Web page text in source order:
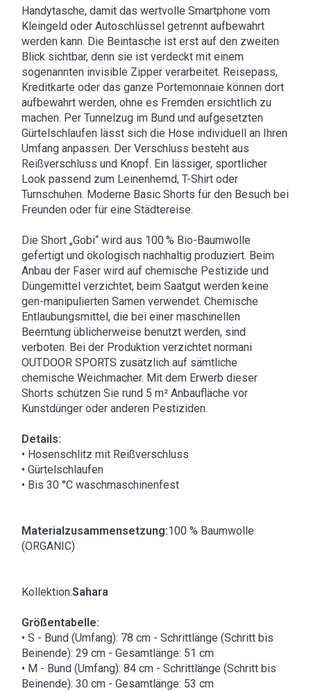
Handytasche, damit das wertvolle Smartphone vom
Kleingeld oder Autoschlüssel getrennt aufbewahrt
werden kann. Die Beintasche ist erst auf den zweiten
Blick sichtbar, denn sie ist verdeckt mit einem
sogenannten invisible Zipper verarbeitet. Reisepass,
Kreditkarte oder das ganze Portemonnaie können dort
aufbewahrt werden, ohne es Fremden ersichtlich zu
machen. Per Tunnelzug im Bund und aufgesetzten
Gürtelschlaufen lässt sich die Hose individuell an Ihren
Umfang anpassen. Der Verschluss besteht aus
Reißverschluss und Knopf. Ein lässiger, sportlicher
Look passend zum Leinenhemd, T-Shirt oder
Turnschuhen. Moderne Basic Shorts für den Besuch bei
Freunden oder für eine Städtereise.
Die Short „Gobi“ wird aus 100 % Bio-Baumwolle
gefertigt und ökologisch nachhaltig produziert. Beim
Anbau der Faser wird auf chemische Pestizide und
Düngemittel verzichtet, beim Saatgut werden keine
gen-manipulierten Samen verwendet. Chemische
Entlaubungsmittel, die bei einer maschinellen
Beerntung üblicherweise benutzt werden, sind
verboten. Bei der Produktion verzichtet normani
OUTDOOR SPORTS zusätzlich auf sämtliche
chemische Weichmacher. Mit dem Erwerb dieser
Shorts schützen Sie rund 5 m² Anbaufläche vor
Kunstdünger oder anderen Pestiziden.
Details:
• Hosenschlitz mit Reißverschluss
• Gürtelschlaufen
• Bis 30 °C waschmaschinenfest
Materialzusammensetzung:100 % Baumwolle
(ORGANIC)
Kollektion:Sahara
Größentabelle:
• S - Bund (Umfang): 78 cm - Schrittlänge (Schritt bis
Beinende): 29 cm - Gesamtlänge: 51 cm
• M - Bund (Umfang): 84 cm - Schrittlänge (Schritt bis
Beinende): 30 cm - Gesamtlänge: 53 cm